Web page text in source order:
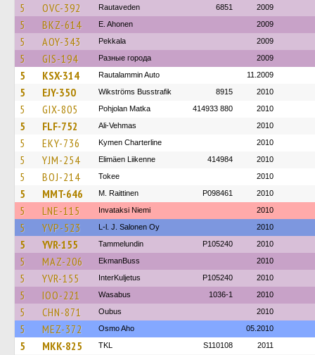
5 OVC-392 Rautaveden 6851 2009
5 BKZ-614 E. Ahonen 2009
5 AOY-343 Pekkala 2009
5 GIS-194 Разные города 2009
5 KSX-314 Rautalammin Auto 11.2009
5 EJY-350 Wikströms Busstrafik 8915 2010
5 GIX-805 Pohjolan Matka 414933 880 2010
5 FLF-752 Ali-Vehmas 2010
5 EKY-736 Kymen Charterline 2010
5 YJM-254 Elimäen Liikenne 414984 2010
5 BOJ-214 Tokee 2010
5 MMT-646 M. Raittinen P098461 2010
5 LNE-115 Invataksi Niemi 2010
5 YVP-523 L-l. J. Salonen Oy 2010
5 YVR-155 Tammelundin P105240 2010
5 MAZ-206 EkmanBuss 2010
5 YVR-155 InterKuljetus P105240 2010
5 IOO-221 Wasabus 1036-1 2010
5 CHN-871 Oubus 2010
5 MEZ-372 Osmo Aho 05.2010
5 MKK-825 TKL S110108 2011